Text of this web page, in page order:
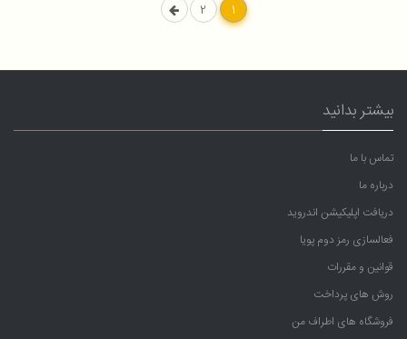
2
بیشتر بدانید
تماس با ما
درباره ما
دریافت اپلیکیشن اندروید
فعالسازی رمز دوم پویا
قوانین و مقررات
روش های پرداخت
فروشگاه های اطراف من